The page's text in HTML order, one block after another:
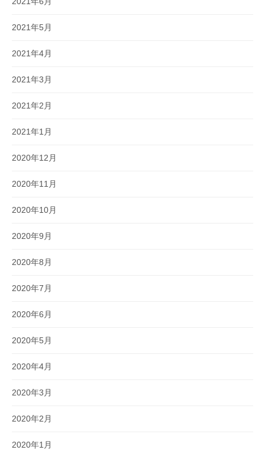
2021年5月
2021年4月
2021年3月
2021年2月
2021年1月
2020年12月
2020年11月
2020年10月
2020年9月
2020年8月
2020年7月
2020年6月
2020年5月
2020年4月
2020年3月
2020年2月
2020年1月